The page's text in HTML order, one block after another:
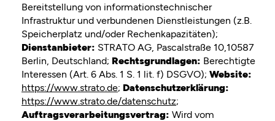
Bereitstellung von informationstechnischer
Infrastruktur und verbundenen Dienstleistungen (z.B.
Speicherplatz und/oder Rechenkapazitäten);
Dienstanbieter: STRATO AG, Pascalstraße 10,10587
Berlin, Deutschland; Rechtsgrundlagen: Berechtigte
Interessen (Art. 6 Abs. 1 S. 1 lit. f) DSGVO); Website:
https://www.strato.de; Datenschutzerklärung:
https://www.strato.de/datenschutz;
Auftragsverarbeitungsvertrag: Wird vom